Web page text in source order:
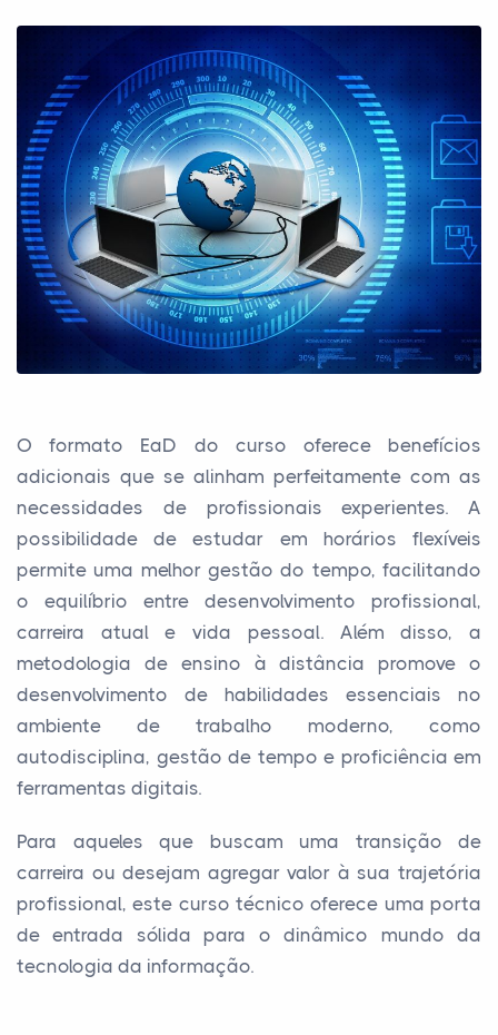
O formato EaD do curso oferece benefícios
adicionais que se alinham perfeitamente com as
necessidades de profissionais experientes. A
possibilidade de estudar em horários flexíveis
permite uma melhor gestão do tempo, facilitando
o equilíbrio entre desenvolvimento profissional,
carreira atual e vida pessoal. Além disso, a
metodologia de ensino à distância promove o
desenvolvimento de habilidades essenciais no
ambiente de trabalho moderno, como
autodisciplina, gestão de tempo e proficiência em
ferramentas digitais.
Para aqueles que buscam uma transição de
carreira ou desejam agregar valor à sua trajetória
profissional, este curso técnico oferece uma porta
de entrada sólida para o dinâmico mundo da
tecnologia da informação.